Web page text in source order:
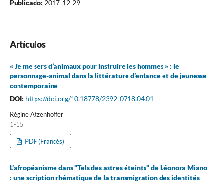
Publicado: 2017-12-29
Artículos
« Je me sers d’animaux pour instruire les hommes » : le
personnage-animal dans la littérature d’enfance et de jeunesse
contemporaine
DOI: https://doi.org/10.18778/2392-0718.04.01
Régine Atzenhoffer
1-15
PDF (Francés)
L’afropéanisme dans "Tels des astres éteints" de Léonora Miano
: une scription rhématique de la transmigration des identités